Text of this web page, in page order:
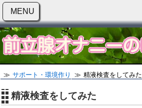
MENU
サポート・環境作り 精液検査をしてみた
精液検査をしてみた